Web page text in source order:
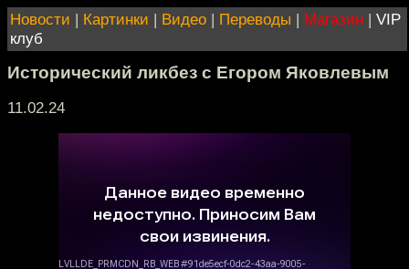
Новости | Картинки | Видео | Переводы | Магазин | VIP
клуб
Исторический ликбез с Егором Яковлевым
11.02.24